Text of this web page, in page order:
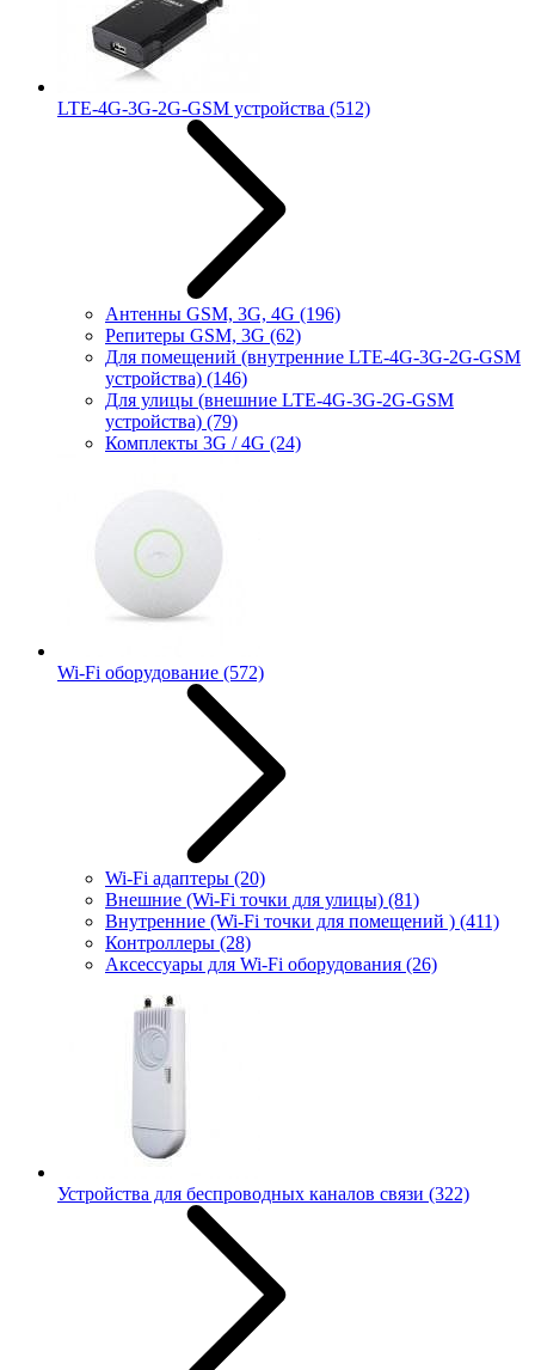
LTE-4G-3G-2G-GSM устройства (512)
Антенны GSM, 3G, 4G (196)
Репитеры GSM, 3G (62)
Для помещений (внутренние LTE-4G-3G-2G-GSM
устройства) (146)
Для улицы (внешние LTE-4G-3G-2G-GSM
устройства) (79)
Комплекты 3G / 4G (24)
Wi-Fi оборудование (572)
Wi-Fi адаптеры (20)
Внешние (Wi-Fi точки для улицы) (81)
Внутренние (Wi-Fi точки для помещений ) (411)
Контроллеры (28)
Аксессуары для Wi-Fi оборудования (26)
Устройства для беспроводных каналов связи (322)